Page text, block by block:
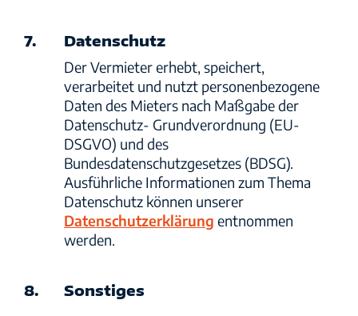
7.
Datenschutz
Der Vermieter erhebt, speichert,
verarbeitet und nutzt personenbezogene
Daten des Mieters nach Maßgabe der
Datenschutz- Grundverordnung (EU-
DSGVO) und des
Bundesdatenschutzgesetzes (BDSG).
Ausführliche Informationen zum Thema
Datenschutz können unserer
Datenschutzerklärung entnommen
werden.
8. Sonstiges